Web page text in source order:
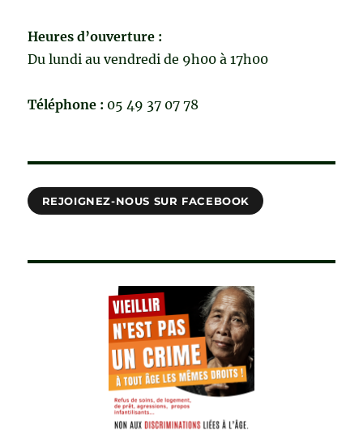
Heures d’ouverture :
Du lundi au vendredi de 9h00 à 17h00
Téléphone : 05 49 37 07 78
REJOIGNEZ-NOUS SUR FACEBOOK